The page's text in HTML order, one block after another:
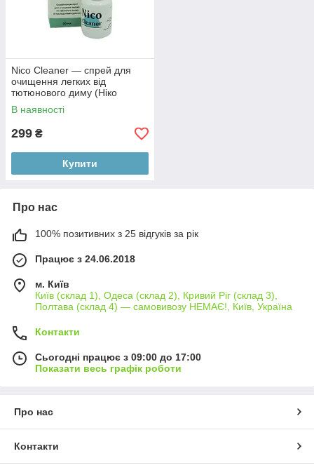
Nico Cleaner — спрей для
очищення легких від
тютюнового диму (Ніко
Клінер)
В наявності
299 ₴
Купити
Про нас
100% позитивних з 25 відгуків за рік
Працює з 24.06.2018
м. Київ
Київ (склад 1), Одеса (склад 2), Кривий Ріг (склад 3),
Полтава (склад 4) — самовивозу НЕМАЄ!, Київ, Україна
Контакти
Сьогодні працює з 09:00 до 17:00
Показати весь графік роботи
Про нас
Контакти